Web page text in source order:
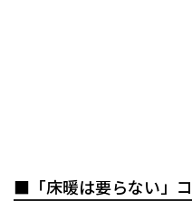
■「床暖は要らない」